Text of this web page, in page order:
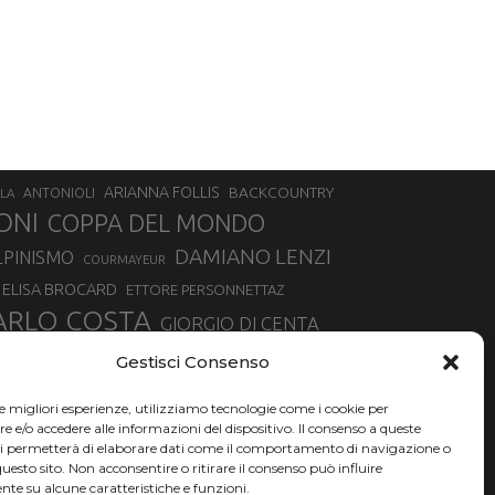
Gestisci Consenso
migliori esperienze, utilizziamo tecnologie come i cookie per
e/o accedere alle informazioni del dispositivo. Il consenso a queste
permetterà di elaborare dati come il comportamento di navigazione o
sito. Non acconsentire o ritirare il consenso può influire
su alcune caratteristiche e funzioni.
ANTONIOLI ARIANNA FOLLIS
BACKCOUNTRY
COPPA DEL MONDO
COURMAYEUR DAMIANO LENZI
ELISA BROCARD ETTORE PERSONNETTAZ
COSTA GIORGIO DI CENTA
LUCA MATTEOTTI MADONNA DI CAMPIGLIO
NAZIONALE DI SCIALPINISMO NORVEGIA
PSL RAFFAELLA TEMPESTA
SKIALPDEIPARCHI